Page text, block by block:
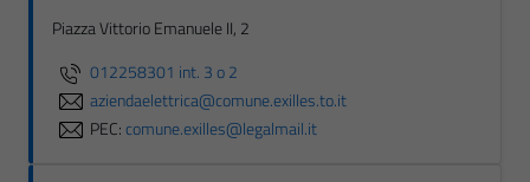
Piazza Vittorio Emanuele II, 2
012258301 int. 3 o 2
aziendaelettrica@comune.exilles.to.it
PEC:comune.exilles@legalmail.it